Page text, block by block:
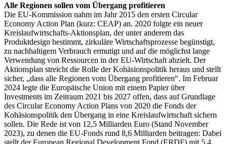
Alle Regionen sollen vom Übergang profitieren
Die EU-Kommission nahm im Jahr 2015 den ersten Circular
Economy Action Plan (kurz: CEAP) an. 2020 folgte ein neuer
Kreislaufwirtschafts-Aktionsplan, der unter anderem das
Produktdesign bestimmt, zirkuläre Wirtschaftsprozesse begünstigt,
zu nachhaltigem Verbrauch ermutigt und auf die möglichst lange
Verwendung von Ressourcen in der EU-Wirtschaft abzielt. Der
Aktionsplan streicht die Rolle der Kohäsionspolitik heraus und stellt
sicher, „dass alle Regionen vom Übergang profitieren“. Im Februar
2024 legte die Europäische Union mit einem Papier über
Investments im Zeitraum 2021 bis 2027 offen, dass auf Grundlage
des Circular Economy Action Plans von 2020 die Fonds der
Kohäsionspolitik den Übergang in eine Kreislaufwirtschaft sichern
sollen. Die Rede ist von 12,5 Milliarden Euro (Stand November
2023), zu denen die EU-Fonds rund 8,6 Milliarden beitragen: Dabei
stellt der European Regional Development Fond (ERDF) mit 5,4